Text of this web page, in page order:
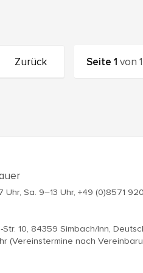
Zurück Seite1 von1
Uhr, Sa. 9–13 Uhr, +49 (0)8571
10, 84359 Simbach/Inn,
(Vereinstermine nach